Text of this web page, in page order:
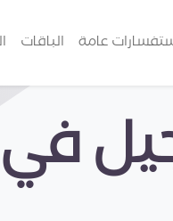
عامة الباقات